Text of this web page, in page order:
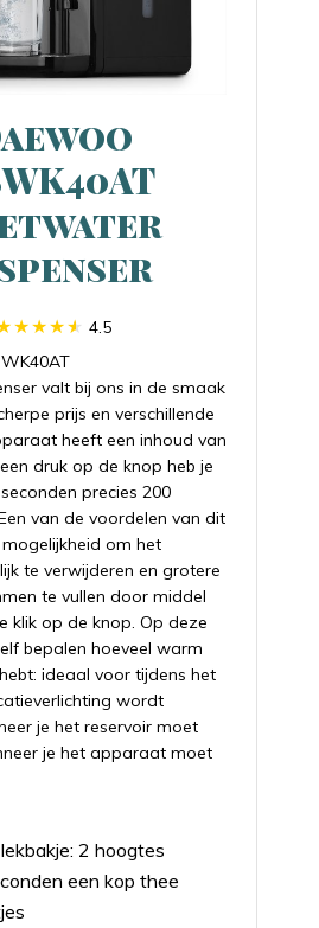
4.5
valt bij ons in de smaak
prijs en verschillende
heeft een inhoud van
druk op de knop heb je
precies 200
van de voordelen van dit
om het
te verwijderen en grotere
te vullen door middel
klik op de knop. Op deze
bepalen hoeveel warm
ideaal voor tijdens het
wordt
je het reservoir moet
je het apparaat moet
2 hoogtes
een kop thee